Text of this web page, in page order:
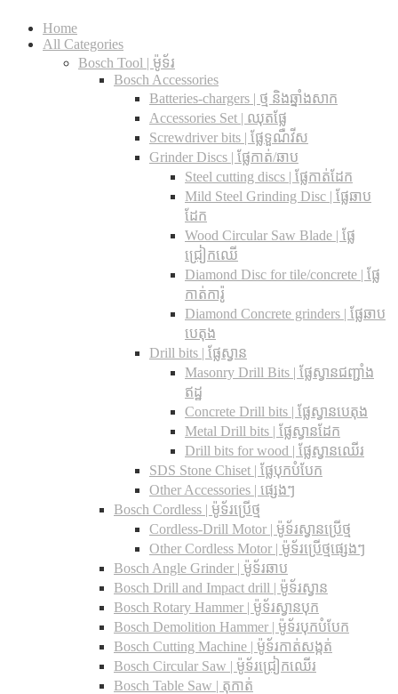
Home
All Categories
Bosch Tool | ម៉ូទ័រ
Bosch Accessories
Batteries-chargers | ថ្ម និងឆ្នាំងសាក
Accessories Set | ឈុតផ្លែ
Screwdriver bits | ផ្លែទួណឺវីស
Grinder Discs |​ ផ្លែកាត់/ឆាប
Steel cutting discs |​ ផ្លែកាត់ដែក
Mild Steel Grinding Disc | ផ្លែឆាប
ដែក
Wood Circular Saw Blade | ផ្លែ
ជ្រៀកឈើ
Diamond Disc for tile/concrete​ | ផ្លែ
កាត់ការ៉ូ
Diamond Concrete grinders | ផ្លែឆាប
បេតុង
Drill bits |​ ផ្លែស្វាន
Masonry Drill Bits |​ ផ្លែស្វានជញ្ជាំង
ឥដ្ឋ
Concrete Drill bits |​ ផ្លែស្វានបេតុង
Metal Drill bits |​ ផ្លែស្វានដែក
Drill bits for wood |​ ផ្លែស្វានឈើរ
SDS Stone Chiset |​ ផ្លែបុកបំបែក
Other Accessories | ផ្សេងៗ
Bosch Cordless | ម៉ូទ័រប្រើថ្ម
Cordless-Drill Motor | ម៉ូទ័រស្វានប្រើថ្ម
Other Cordless Motor | ម៉ូទ័រប្រើថ្មផ្សេងៗ
Bosch Angle Grinder | ម៉ូទ័រឆាប
Bosch Drill and Impact drill | ម៉ូទ័រស្វាន
Bosch Rotary Hammer | ម៉ូទ័រស្វានបុក
Bosch Demolition Hammer | ម៉ូទ័របុកបំបែក
Bosch Cutting Machine | ម៉ូទ័រកាត់សង្កត់
Bosch Circular Saw | ម៉ូទ័រជ្រៀកឈើរ
Bosch Table Saw | តុកាត់